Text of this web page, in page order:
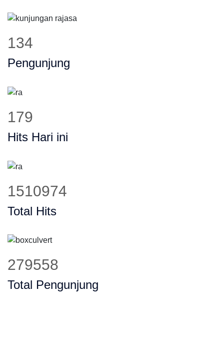
172
Pengunjung
232
Hits Hari ini
1956067
Total Hits
360825
Total Pengunjung